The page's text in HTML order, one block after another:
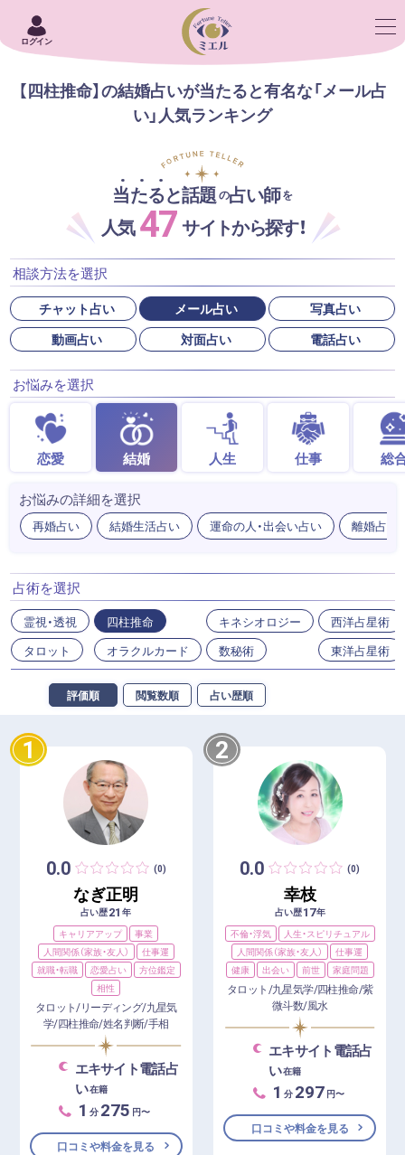
ログイン
【四柱推命】の結婚占いが当たると有名な「メール占
い」人気ランキング
当たると話題の占い師を
人気47サイトから探す！
相談方法を選択
チャット占い メール占い
写真占い
動画占い
対面占い 電話占い
お悩みを選択
恋愛 結婚 人生 仕事 総
お悩みの詳細を選択
再婚占い 結婚生活占い 運命の人・出会い占い 離婚占い
占術を選択
霊視・透視
タロット
四柱推命
オラクルカード
キネシオロジー
数秘術
西洋占星術
東洋占星術
評価順 閲覧数順 占い歴順
1
0.0 (0)
なぎ正明
占い歴21 年
キャリアアップ
事業
人間関係（家族・友人）
仕事運
就職・転職
恋愛占い
方位鑑定
相性
タロット/リーディング/九星気
学/四柱推命/姓名判断/手相
エキサイト電話占
い在籍
1 分 275 円〜
口コミや料金を見る
2
0.0 (0)
幸枝
占い歴17年
不倫・浮気
人生・スピリチュアル
人間関係（家族・友人）
仕事運
健康
出会い 前世 家庭問題
タロット/九星気学/四柱推命/紫
微斗数/風水
エキサイト電話占
い在籍
1 分 297 円〜
口コミや料金を見る